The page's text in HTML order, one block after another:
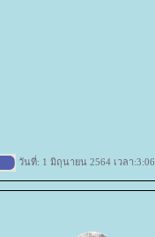
วันที่: 1 มิถุนายน 2564 เวลา